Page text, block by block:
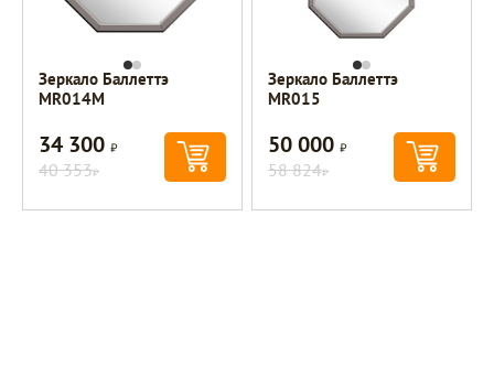
Зеркало Баллеттэ
MR014M
34 300Р
40 353Р
Зеркало Баллеттэ
MR015
50 000Р
58 824Р